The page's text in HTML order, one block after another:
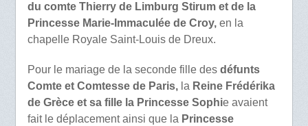
du comte Thierry de Limburg Stirum et de la
Princesse Marie-Immaculée de Croy,en la
chapelle Royale Saint-Louis de Dreux.
Pour le mariage de la seconde fille des défunts
Comte et Comtesse de Paris,la Reine Frédérika
de Grèce et sa fille la Princesse Sophie avaient
fait le déplacement ainsi que la Princesse